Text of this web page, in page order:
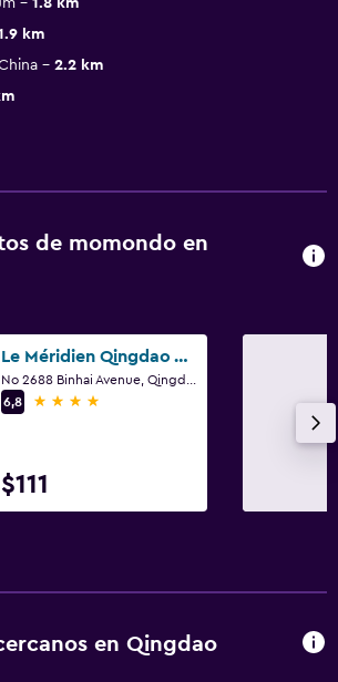
km
2.2 km
de momondo en
Le Méridien Qingdao West Coast
6,8
4 estrellas
$111
en Qingdao